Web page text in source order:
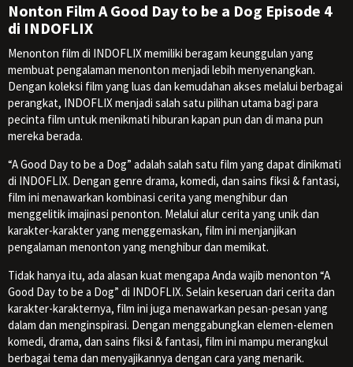
Nonton Film A Good Day to be a Dog Episode 4
di INDOFLIX
Menonton film di INDOFLIX memiliki beragam keunggulan yang
membuat pengalaman menonton menjadi lebih menyenangkan.
Dengan koleksi film yang luas dan kemudahan akses melalui berbagai
perangkat, INDOFLIX menjadi salah satu pilihan utama bagi para
pecinta film untuk menikmati hiburan kapan pun dan di mana pun
mereka berada.
“A Good Day to be a Dog” adalah salah satu film yang dapat dinikmati
di INDOFLIX. Dengan genre drama, komedi, dan sains fiksi & fantasi,
film ini menawarkan kombinasi cerita yang menghibur dan
menggelitik imajinasi penonton. Melalui alur cerita yang unik dan
karakter-karakter yang menggemaskan, film ini menjanjikan
pengalaman menonton yang menghibur dan memikat.
Tidak hanya itu, ada alasan kuat mengapa Anda wajib menonton “A
Good Day to be a Dog” di INDOFLIX. Selain keseruan dari cerita dan
karakter-karakternya, film ini juga menawarkan pesan-pesan yang
dalam dan menginspirasi. Dengan menggabungkan elemen-elemen
komedi, drama, dan sains fiksi & fantasi, film ini mampu merangkul
berbagai tema dan menyajikannya dengan cara yang menarik.